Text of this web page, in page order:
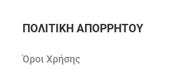
ΠΟΛΙΤΙΚΗ ΑΠΟΡΡΗΤΟΥ
Όροι Χρήσης